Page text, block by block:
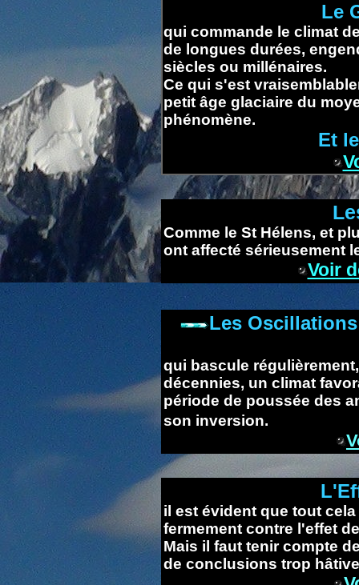
Le
qui commande le climat
de longues durées,
siècles ou millénaires.
Ce qui s'est
petit âge glaciaire du
phénomène.
Et
Comme le St Hélens, et
ont affecté sérieusement
Voir
Les
qui bascule
décennies, un climat
période de poussée des
son inversion.
il est évident que tout
fermement contre l'effet
Mais il faut tenir compte
de conclusions trop